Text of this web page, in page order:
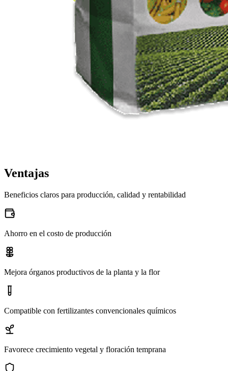
Ventajas
Beneficios claros para producción, calidad y rentabilidad
Ahorro en el costo de producción
Mejora órganos productivos de la planta y la flor
Compatible con fertilizantes convencionales químicos
Favorece crecimiento vegetal y floración temprana